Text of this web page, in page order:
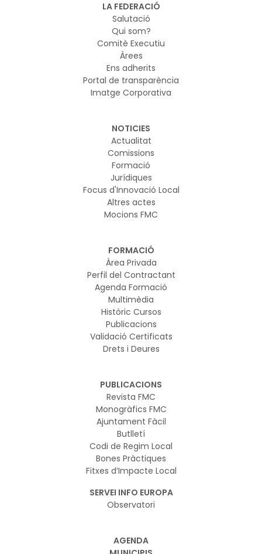
LA FEDERACIÓ
Salutació
Qui som?
Comitè Executiu
Àrees
Ens adherits
Portal de transparència
Imatge Corporativa
NOTICIES
Actualitat
Comissions
Formació
Jurídiques
Focus d'Innovació Local
Altres actes
Mocions FMC
FORMACIÓ
Àrea Privada
Perfil del Contractant
Agenda Formació
Multimèdia
Històric Cursos
Publicacions
Validació Certificats
Drets i Deures
PUBLICACIONS
Revista FMC
Monogràfics FMC
Ajuntament Fàcil
Butlletí
Codi de Regim Local
Bones Pràctiques
Fitxes d’Impacte Local
SERVEI INFO EUROPA
Observatori
AGENDA